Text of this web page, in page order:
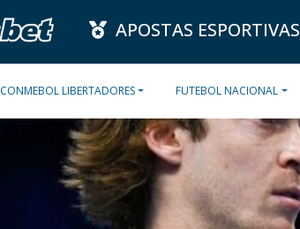
APOSTAS ESPORTIVAS
CONMEBOL LIBERTADORES FUTEBOL NACIONAL